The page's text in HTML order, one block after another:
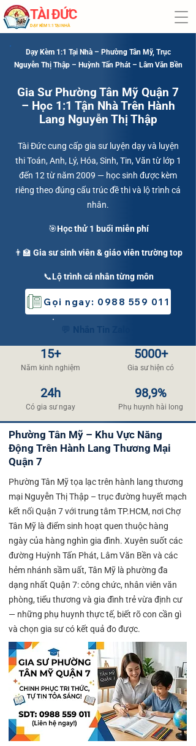
TÀI ĐỨC
​DẠY KÈM 1:1 TẠI NHÀ
Dạy Kèm 1:1 Tại Nhà – Phường Tân Mỹ, Trục
Nguyễn Thị Thập – Huỳnh Tấn Phát – Lâm Văn Bền
Gia Sư Phường Tân Mỹ Quận 7
– Học 1:1 Tận Nhà Trên Hành
Lang Nguyễn Thị Thập
Tài Đức cung cấp gia sư luyện dạy và luyện
thi Toán, Anh, Lý, Hóa, Sinh, Tin, Văn từ lớp 1
đến 12 từ năm 2009 — học sinh được kèm
riêng theo đúng cấu trúc đề thi và lộ trình cá
nhân.
🎯Học thử 1 buổi miễn phí
👨‍🏫 Gia sư sinh viên & giáo viên trường top
📞Lộ trình cá nhân từng môn
Gọi ngay: 0988 559 011
💬 Nhắn Tin Zalo
15+
Năm kinh nghiệm
5000+
​Gia sư hiện có
24h
​Có gia sư ngay
98,9%
​Phụ huynh hài long​
Phường Tân Mỹ – Khu Vực Năng
Động Trên Hành Lang Thương Mại
Quận 7
Phường Tân Mỹ tọa lạc trên hành lang thương
mại Nguyễn Thị Thập – trục đường huyết mạch
kết nối Quận 7 với trung tâm TP.HCM, nơi Chợ
Tân Mỹ là điểm sinh hoạt quen thuộc hàng
ngày của hàng nghìn gia đình. Xuyên suốt các
đường Huỳnh Tấn Phát, Lâm Văn Bền và các
hẻm nhánh sầm uất, Tân Mỹ là phường đa
dạng nhất Quận 7: công chức, nhân viên văn
phòng, tiểu thương và gia đình trẻ vừa định cư
— những phụ huynh thực tế, biết rõ con cần gì
và chọn gia sư có kết quả đo được.